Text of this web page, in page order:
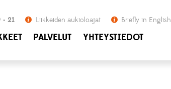
- 21 Liikkeiden aukioloajat Briefly in English
PALVELUT YHTEYSTIEDOT